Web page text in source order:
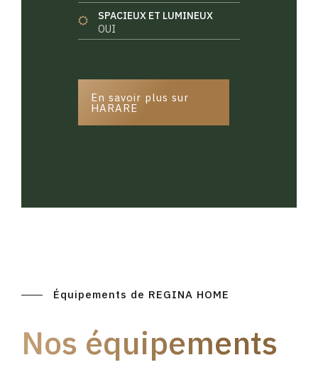
SPACIEUX ET LUMINEUX
OUI
En savoir plus sur
HARARE
Équipements de REGINA HOME
Nos équipements